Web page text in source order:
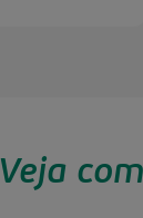
Veja